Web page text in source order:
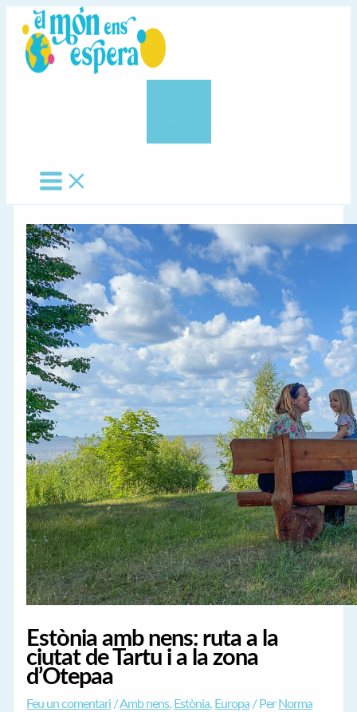
contingut
Estònia amb nens: ruta a la
ciutat de Tartu i a la zona
d’Otepaa
Feu un comentari /Amb nens, Estònia, Europa / Per Norma